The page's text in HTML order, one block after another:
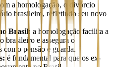
a homologação, o divórcio
brasileiro, refletindo seu novo
Brasil: a homologação facilita a
brasileiro e assegura o
pensão e guarda.
é fundamental para que os ex-